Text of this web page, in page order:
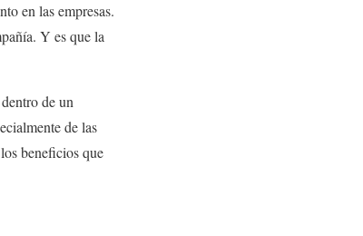
en las empresas.
Y es que la
de un
de las
beneficios que